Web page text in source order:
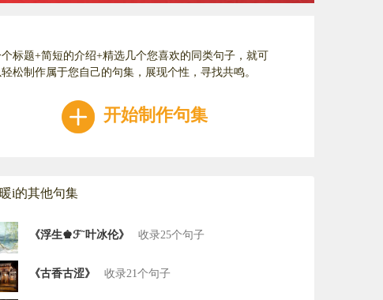
标题+简短的介绍+精选几个您喜欢的同类句子，就可
轻松制作属于您自己的句集，展现个性，寻找共鸣。
开始制作句集
i的其他句集
《浮生♚ℱ˜叶冰伦》 收录25个句子
《古香古涩》 收录21个句子